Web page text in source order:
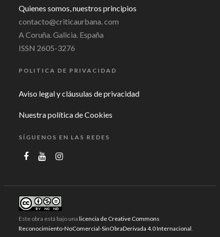
Quienes somos, nuestros principios
contacto@criticaurbana. com
A Coruña. Galicia. España
ISSN 2605-3276
POLITICA DE PRIVACIDAD
Aviso legal y cláusulas de privacidad
Nuestra política de Cookies
SÍGUENOS EN LAS REDES
Este obra está bajo una licencia de Creative Commons
Reconocimiento-NoComercial-SinObraDerivada 4.0 Internacional